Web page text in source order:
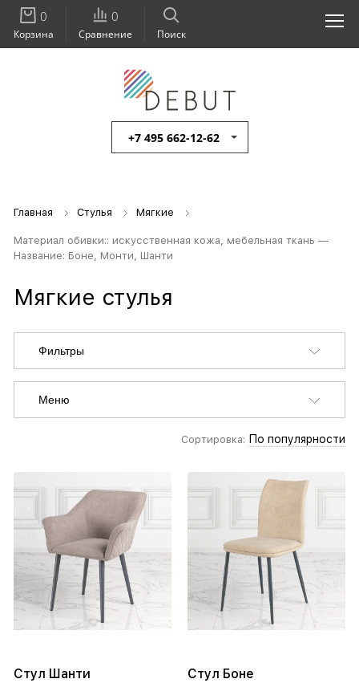
+7 495 662-12-62
Поиск
0
Сравнение
0
Корзина
Главная Стулья Мягкие
Материал обивки:: искусственная кожа, мебельная ткань —
Название: Боне, Монти, Шанти
Мягкие стулья
Фильтры
Меню
Сортировка: По популярности
Стул Шанти Стул Боне